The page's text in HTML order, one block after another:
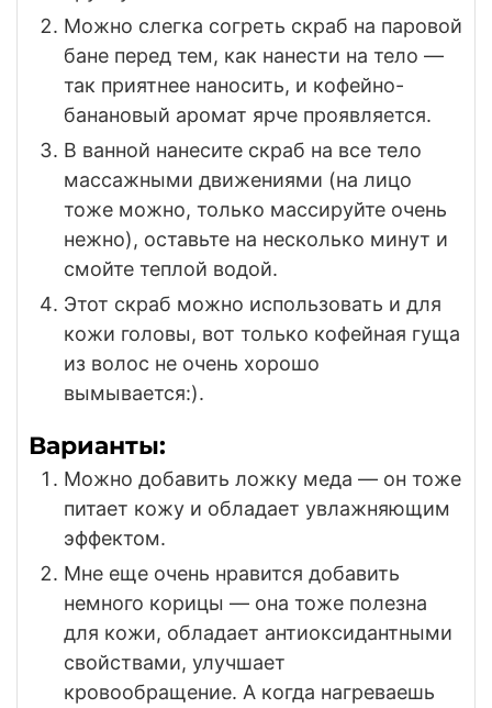
Можно слегка согреть скраб на паровой
бане перед тем, как нанести на тело —
так приятнее наносить, и кофейно-
банановый аромат ярче проявляется.
В ванной нанесите скраб на все тело
массажными движениями (на лицо
тоже можно, только массируйте очень
нежно), оставьте на несколько минут и
смойте теплой водой.
Этот скраб можно использовать и для
кожи головы, вот только кофейная гуща
из волос не очень хорошо
вымывается:).
Варианты:
Можно добавить ложку меда — он тоже
питает кожу и обладает увлажняющим
эффектом.
Мне еще очень нравится добавить
немного корицы — она тоже полезна
для кожи, обладает антиоксидантными
свойствами, улучшает
кровообращение. А когда нагреваешь